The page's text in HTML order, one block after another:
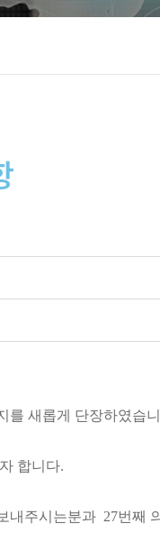
를 새롭게 단장하였습
합니다.
내주시는분과 27번째